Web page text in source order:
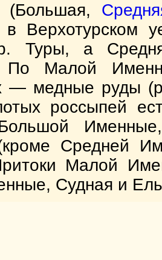
(Большая,
в
р. Туры, а
По Малой
— медные руды
россыпей
Средней
Малой
Судная и